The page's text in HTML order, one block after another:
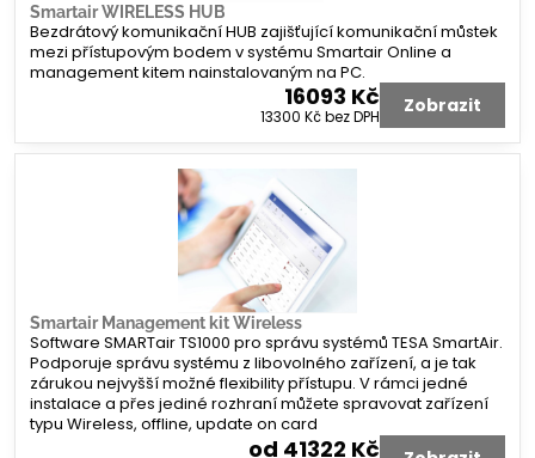
Smartair WIRELESS HUB
Bezdrátový komunikační HUB zajišťující komunikační můstek
mezi přístupovým bodem v systému Smartair Online a
management kitem nainstalovaným na PC.
16093 Kč
13300 Kčbez DPH Zobrazit
Smartair Management kit Wireless
Software SMARTair TS1000 pro správu systémů TESA SmartAir.
Podporuje správu systému z libovolného zařízení, a je tak
zárukou nejvyšší možné flexibility přístupu. V rámci jedné
instalace a přes jediné rozhraní můžete spravovat zařízení
typu Wireless, offline, update on card
od 41322 Kč